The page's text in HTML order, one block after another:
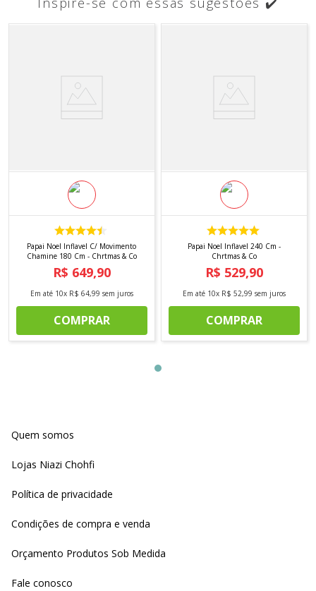
Papai Noel Inflavel C/ Movimento
Chamine 180 Cm - Chrtmas & Co
R$ 649,90
Em até 10x R$ 64,99 sem juros
COMPRAR
Papai Noel Inflavel 240 Cm -
Chrtmas & Co
R$ 529,90
Em até 10x R$ 52,99 sem juros
COMPRAR
Quem somos
Lojas Niazi Chohfi
Política de privacidade
Condições de compra e venda
Orçamento Produtos Sob Medida
Fale conosco